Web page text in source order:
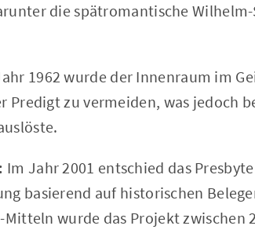
die spätromantische Wilhelm-
1962 wurde der Innenraum im
Predigt zu vermeiden, was jedoch
Im Jahr 2001 entschied das
basierend auf historischen
wurde das Projekt zwischen